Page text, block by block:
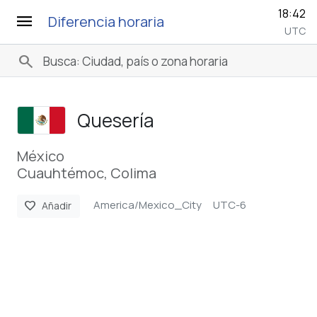
menu Diferencia horaria 18:42
UTC
search
Quesería
México
Cuauhtémoc, Colima
favorite Añadir America/Mexico_City UTC-6